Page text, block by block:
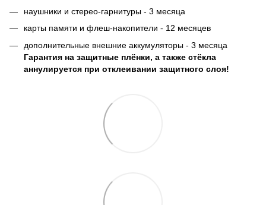
наушники и стерео-гарнитуры - 3 месяца
карты памяти и флеш-накопители - 12 месяцев
дополнительные внешние аккумуляторы - 3 месяца
Гарантия на защитные плёнки, а также стёкла
аннулируется при отклеивании защитного слоя!